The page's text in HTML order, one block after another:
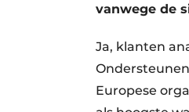
vanwege de
Ja, klanten
Europese